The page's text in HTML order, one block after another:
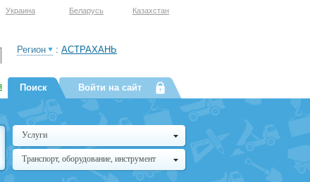
Украина Беларусь Казахстан
Регион : АСТРАХАНЬ
Поиск Войти на сайт
Услуги
Транспорт, оборудование, инструмент